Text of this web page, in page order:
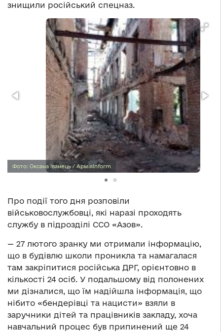
знищили російський спецназ.
Фото: Оксана Іванець / АрміяInform
Про події того дня розповіли
військовослужбовці, які наразі проходять
службу в підрозділі ССО «Азов».
— 27 лютого зранку ми отримали інформацію,
що в будівлю школи проникла та намагалася
там закріпитися російська ДРГ, орієнтовно в
кількості 24 осіб. У подальшому від полонених
ми дізналися, що їм надійшла інформація, що
нібито «бендерівці та нацисти» взяли в
заручники дітей та працівників закладу, хоча
навчальний процес був припинений ще 24